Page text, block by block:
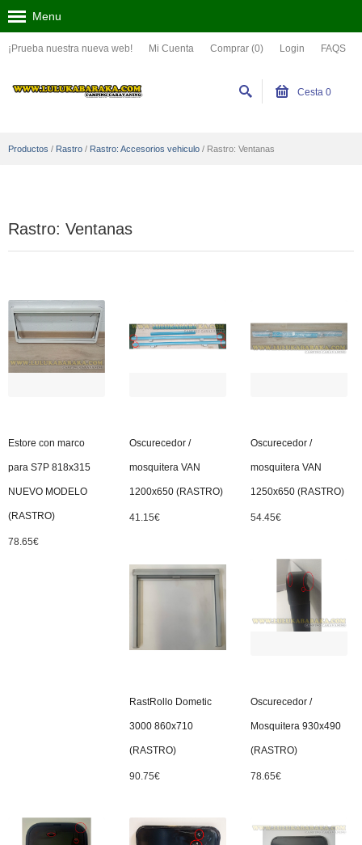
¡Prueba nuestra nueva web! Mi Cuenta Comprar (0) Login FAQS
Menu
Cesta 0
Productos / Rastro / Rastro: Accesorios vehiculo / Rastro: Ventanas
Rastro: Ventanas
Estore con marco
para S7P 818x315
NUEVO MODELO
(RASTRO)
78.65€
Oscurecedor /
mosquitera VAN
1200x650 (RASTRO)
41.15€
Oscurecedor /
mosquitera VAN
1250x650 (RASTRO)
54.45€
RastRollo Dometic
3000 860x710
(RASTRO)
90.75€
Oscurecedor /
Mosquitera 930x490
(RASTRO)
78.65€